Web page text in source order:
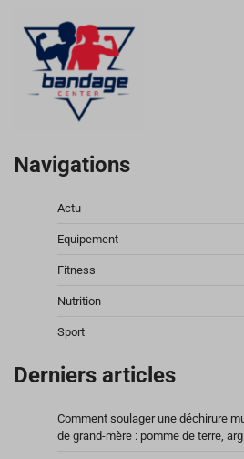
Navigations
Actu
Equipement
Fitness
Nutrition
Sport
Derniers articles
Comment soulager une déchirure
de grand-mère : pomme de terre,